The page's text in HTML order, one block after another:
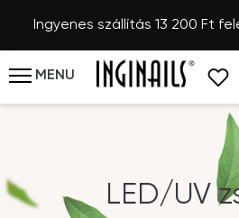
Ingyenes szállítás 13 200 Ft
MENU
LED/UV